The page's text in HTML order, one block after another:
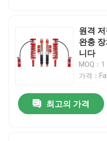
4x4 스티어링 댐퍼
원격
완충
니다
MOQ：
가격：
최고의 가격